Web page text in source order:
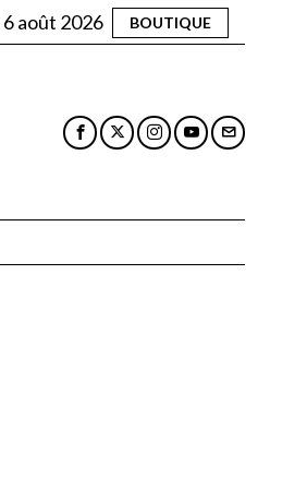
6 août 2026 BOUTIQUE